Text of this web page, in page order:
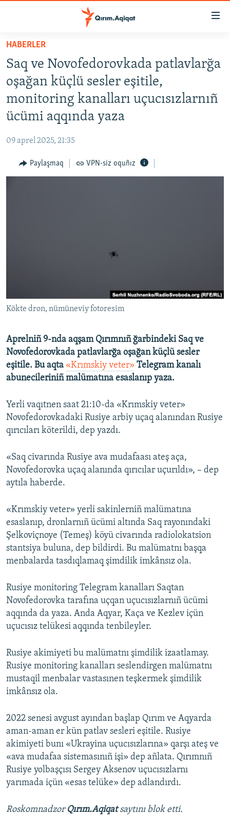
Esas
qaytmaq
Baş
navigatsiyağa
qaytmaq
Qıdıruvğa
SİYASET
İQTİSADİYAT
CEMİYET
İNSAN AQLARI
VİDEO
RFE/RS bütün saytları
HABERLER
Saq ve Novofedorovkada patlavlarğa
oşağan küçlü sesler eşitile,
monitoring kanalları uçucısızlarnıñ
ücümi aqqında yaza
09 aprel 2025, 21:35
Paylaşmaq VPN-siz oquñız
Kökte dron, nümüneviy fotoresim
Aprelniñ 9-nda aqşam Qırımnıñ ğarbindeki Saq ve
Novofedorovkada patlavlarğa oşağan küçlü sesler
eşitile. Bu aqta «Krımskiy veter» Telegram kanalı
abunecileriniñ malümatına esaslanıp yaza.
Yerli vaqıtnen saat 21:10-da «Krımskiy veter»
Novofedorovkadaki Rusiye arbiy uçaq alanından Rusiye
qırıcıları köterildi, dep yazdı.
«Saq civarında Rusiye ava mudafaası ateş aça,
Novofedorovka uçaq alanında qırıcılar uçurıldı», – dep
aytıla haberde.
«Krımskiy veter» yerli sakinlerniñ malümatına
esaslanıp, dronlarnıñ ücümi altında Saq rayonındaki
Şelkoviçnoye (Temeş) köyü civarında radiolokatsion
stantsiya buluna, dep bildirdi. Bu malümatnı başqa
menbalarda tasdıqlamaq şimdilik imkânsız ola.
Rusiye monitoring Telegram kanalları Saqtan
Novofedorovka tarafına uçqan uçucısızlarnıñ ücümi
aqqında da yaza. Anda Aqyar, Kaça ve Kezlev içün
uçucısız telükesi aqqında tenbileyler.
Rusiye akimiyeti bu malümatnı şimdilik izaatlamay.
Rusiye monitoring kanalları seslendirgen malümatnı
mustaqil menbalar vastasınen teşkermek şimdilik
imkânsız ola.
2022 senesi avgust ayından başlap Qırım ve Aqyarda
aman-aman er kün patlav sesleri eşitile. Rusiye
akimiyeti bunı «Ukrayina uçucısızlarına» qarşı ateş ve
«ava mudafaa sistemasınıñ işi» dep añlata. Qırımnıñ
Rusiye yolbaşçısı Sergey Aksenov uçucısızlarnı
yarımada içün «esas telüke» dep adlandırdı.
Roskomnadzor Qırım.Aqiqatsaytını blok etti.